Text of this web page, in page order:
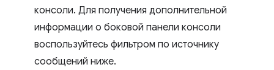
консоли. Для получения дополнительной
информации о боковой панели консоли
воспользуйтесь фильтром по источнику
сообщений ниже.